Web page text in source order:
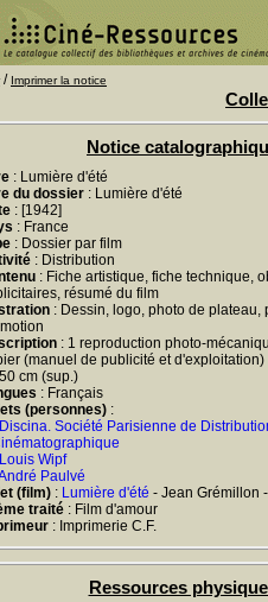
/ Imprimer la notice
Notice
: Lumière d'été
du dossier : Lumière d'été
: [1942]
: France
: Dossier par film
: Distribution
: Fiche artistique, fiche technique,
résumé du film
: Dessin, logo, photo de plateau,
: 1 reproduction photo-
(manuel de publicité et d'exploitation)
cm (sup.)
: Français
(personnes) :
Discina. Société Parisienne de
Louis Wipf
Paulvé
(film) : Lumière d'été - Jean Grémillon
traité : Film d'amour
: Imprimerie C.F.
Ressources